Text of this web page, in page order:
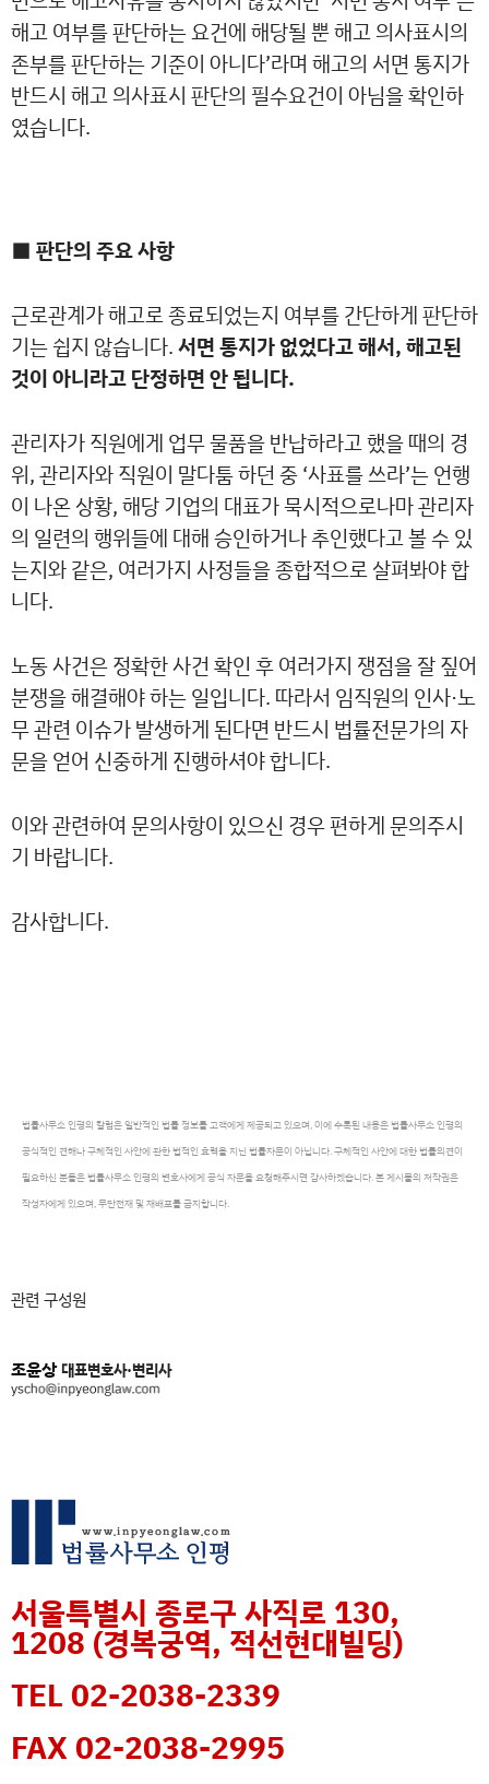
해고 여부를 판단하는 요건에 해당될 뿐 해고 의사표시의
존부를 판단하는 기준이 아니다’라며 해고의 서면 통지가
반드시 해고 의사표시 판단의 필수요건이 아님을 확인하
였습니다.
■ 판단의 주요 사항
근로관계가 해고로 종료되었는지 여부를 간단하게 판단하
기는 쉽지 않습니다.서면 통지가 없었다고 해서, 해고된
것이 아니라고 단정하면 안 됩니다.
관리자가 직원에게 업무 물품을 반납하라고 했을 때의 경
위, 관리자와 직원이 말다툼 하던 중 ‘사표를 쓰라’는 언행
이 나온 상황, 해당 기업의 대표가 묵시적으로나마 관리자
의 일련의 행위들에 대해 승인하거나 추인했다고 볼 수 있
는지와 같은, 여러가지 사정들을 종합적으로 살펴봐야 합
니다.
노동 사건은 정확한 사건 확인 후 여러가지 쟁점을 잘 짚어
분쟁을 해결해야 하는 일입니다. 따라서 임직원의 인사·노
무 관련 이슈가 발생하게 된다면 반드시 법률전문가의 자
문을 얻어 신중하게 진행하셔야 합니다.
이와 관련하여 문의사항이 있으신 경우 편하게 문의주시
기 바랍니다.
감사합니다.
법률사무소 인평의 칼럼은 일반적인 법률 정보를 고객에게 제공되고 있으며, 이에 수록된 내용은 법률사무소 인평의
공식적인 견해나 구체적인 사안에 관한 법적인 효력을 지닌 법률자문이 아닙니다. 구체적인 사안에 대한 법률의견이
필요하신 분들은 법률사무소 인평의 변호사에게 공식 자문을 요청해주시면 감사하겠습니다. 본 게시물의 저작권은
작성자에게 있으며, 무단전재 및 재배포를 금지합니다.
관련 구성원
조윤상대표변호사·변리사
서울특별시 종로구 사직로 130,
1208 (경복궁역, 적선현대빌딩)
TEL 02-2038-2339
FAX 02-2038-2995